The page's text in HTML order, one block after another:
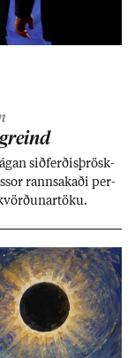
sið­ferð­is­þrösk­
rann­sak­aði per­